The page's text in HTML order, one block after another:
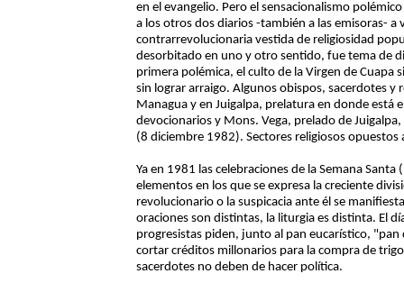
en el evangelio. Pero el sensacionalismo
a los otros dos diarios -también a las emisoras- a
contrarrevolucionaria vestida de religiosidad
desorbitado en uno y otro sentido, fue tema de
primera polémica, el culto de la Virgen de Cuapa
sin lograr arraigo. Algunos obispos, sacerdotes y
Managua y en Juigalpa, prelatura en donde está
devocionarios y Mons. Vega, prelado de
(8 diciembre 1982). Sectores religiosos
Ya en 1981 las celebraciones de la Semana
elementos en los que se expresa la creciente
revolucionario o la suspicacia ante él se
oraciones son distintas, la liturgia es distinta. El
progresistas piden, junto al pan eucarístico, "pan
cortar créditos millonarios para la compra de
sacerdotes no deben de hacer política.